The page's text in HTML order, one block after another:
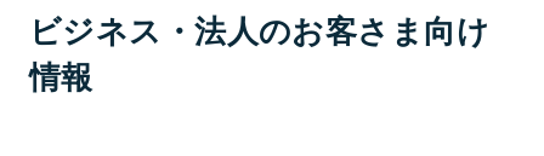
ビジネス・法人のお客さま向け
情報